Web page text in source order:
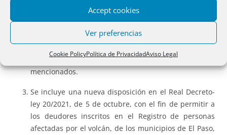
Accept cookies
Ver preferencias
Cookie PolicyPolítica de PrivacidadAviso Legal
Seguridad Social para los trabajadores autónomos y
la exención en el pago de cuotas a la Seguridad Social
y conceptos de recaudación conjunta, de superior
expedientes de regulación temporal de empleo
mencionados.
Se incluye una nueva disposición en el Real Decreto-
ley 20/2021, de 5 de octubre, con el fin de permitir a
los deudores inscritos en el Registro de personas
afectadas por el volcán, de los municipios de El Paso,